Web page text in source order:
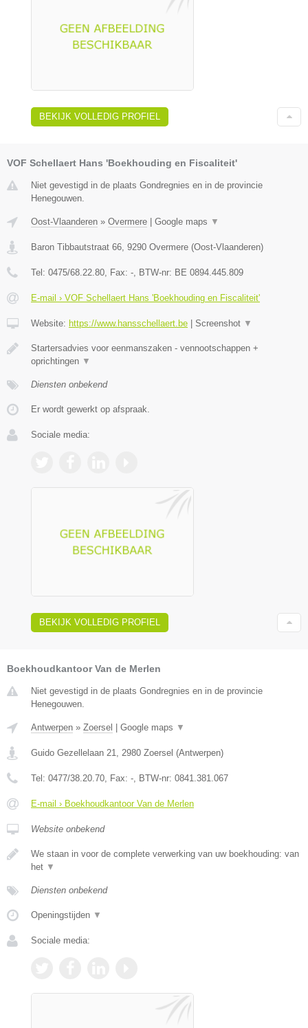
BEKIJK VOLLEDIG PROFIEL
VOF Schellaert Hans 'Boekhouding en Fiscaliteit'
Niet gevestigd in de plaats Gondregnies en in de provincie
Henegouwen.
Oost-Vlaanderen » Overmere Google maps ▼
Baron Tibbautstraat 66, 9290 Overmere (Oost-Vlaanderen)
Tel: 0475/68.22.80, Fax: -, BTW-nr: BE 0894.445.809
E-mail › VOF Schellaert Hans 'Boekhouding en Fiscaliteit'
Website: https://www.hansschellaert.be Screenshot ▼
Startersadvies voor eenmanszaken - vennootschappen +
oprichtingen ▼
Diensten onbekend
Er wordt gewerkt op afspraak.
Sociale media:
BEKIJK VOLLEDIG PROFIEL
Boekhoudkantoor Van de Merlen
Niet gevestigd in de plaats Gondregnies en in de provincie
Henegouwen.
Antwerpen » Zoersel Google maps ▼
Guido Gezellelaan 21 2980 Zoersel (Antwerpen)
Tel: 0477/38.20.70 , Fax: - , BTW-nr: 0841.381.067
E-mail › Boekhoudkantoor Van de Merlen
Website onbekend
We staan in voor de complete verwerking van uw boekhouding: van
het ▼
Diensten onbekend
Openingstijden ▼
Sociale media: